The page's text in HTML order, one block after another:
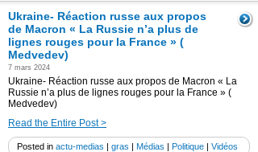
Ukraine- Réaction russe aux propos
de Macron « La Russie n’a plus de
lignes rouges pour la France » (
Medvedev)
7 mars 2024
Ukraine- Réaction russe aux propos de Macron « La
Russie n’a plus de lignes rouges pour la France » (
Medvedev)
Read the Entire Post >
Posted in actu-medias | gras | Médias | Politique | Vidéos